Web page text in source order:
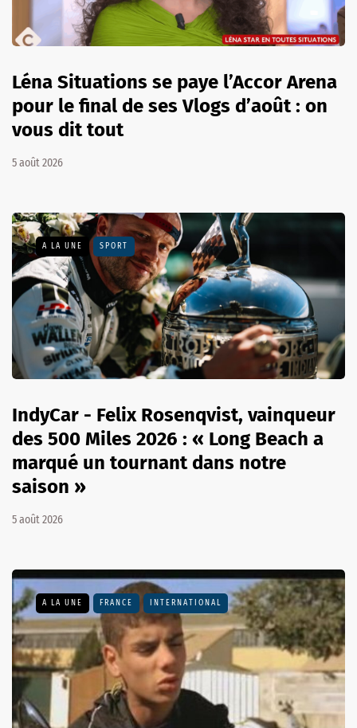
Léna Situations se paye l’Accor Arena
pour le final de ses Vlogs d’août : on
vous dit tout
5 août 2026
A LA UNE SPORT
IndyCar - Felix Rosenqvist, vainqueur
des 500 Miles 2026 : « Long Beach a
marqué un tournant dans notre
saison »
5 août 2026
A LA UNE FRANCE INTERNATIONAL